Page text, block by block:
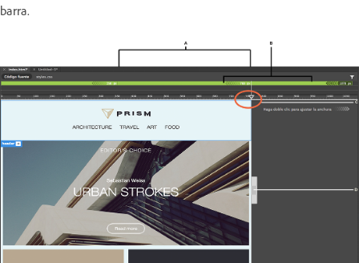
barra.